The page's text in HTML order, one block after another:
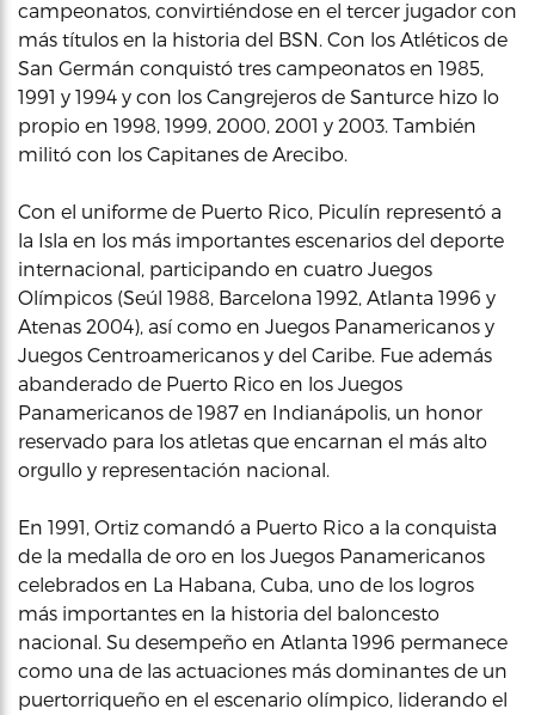
campeonatos, convirtiéndose en el tercer jugador con
más títulos en la historia del BSN. Con los Atléticos de
San Germán conquistó tres campeonatos en 1985,
1991 y 1994 y con los Cangrejeros de Santurce hizo lo
propio en 1998, 1999, 2000, 2001 y 2003. También
militó con los Capitanes de Arecibo.
Con el uniforme de Puerto Rico, Piculín representó a
la Isla en los más importantes escenarios del deporte
internacional, participando en cuatro Juegos
Olímpicos (Seúl 1988, Barcelona 1992, Atlanta 1996 y
Atenas 2004), así como en Juegos Panamericanos y
Juegos Centroamericanos y del Caribe. Fue además
abanderado de Puerto Rico en los Juegos
Panamericanos de 1987 en Indianápolis, un honor
reservado para los atletas que encarnan el más alto
orgullo y representación nacional.
En 1991, Ortiz comandó a Puerto Rico a la conquista
de la medalla de oro en los Juegos Panamericanos
celebrados en La Habana, Cuba, uno de los logros
más importantes en la historia del baloncesto
nacional. Su desempeño en Atlanta 1996 permanece
como una de las actuaciones más dominantes de un
puertorriqueño en el escenario olímpico, liderando el